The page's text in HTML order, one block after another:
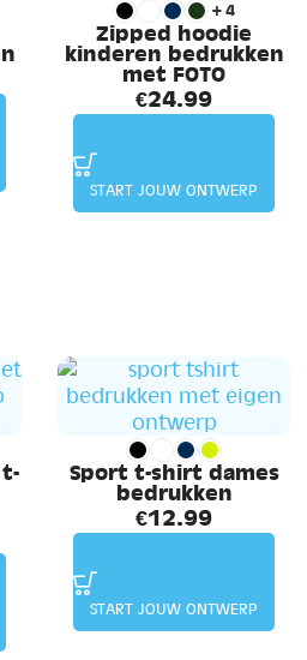
+4
Zipped hoodie
kinderen bedrukken
met FOTO
€24.99
START JOUW ONTWERP
Sport t-shirt dames
bedrukken
€12.99
START JOUW ONTWERP